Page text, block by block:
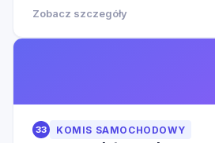
Zobacz szczegóły
33 KOMIS SAMOCHODOWY